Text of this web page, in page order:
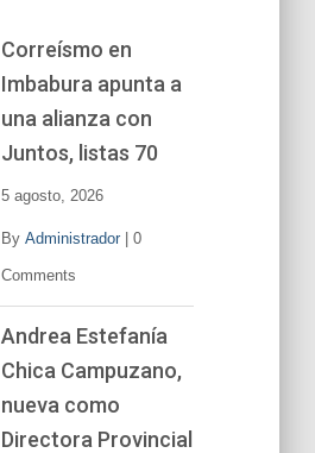
Correísmo en
Imbabura apunta a
una alianza con
Juntos, listas 70
5 agosto, 2026
By Administrador| 0
Comments
Andrea Estefanía
Chica Campuzano,
nueva como
Directora Provincial